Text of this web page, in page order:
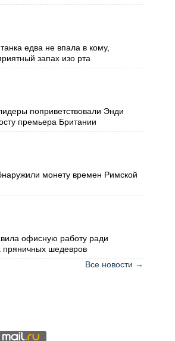
едва не впала в кому,
запах изо рта
поприветствовали Энди
премьера Британии
монету времен Римской
офисную работу ради
пряничных шедевров
Все новости →